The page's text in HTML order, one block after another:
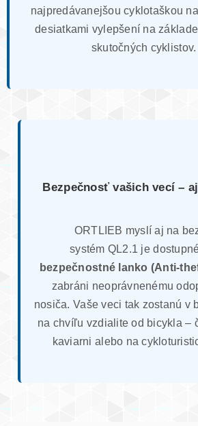
najpredávanejšou cyklotaškou
desiatkami vylepšení na
skutočných
Bezpečnosť vašich vecí –
ORTLIEB myslí aj na
systém QL2.1 je
bezpečnostné lanko (Anti-
zabráni neoprávnenému
nosiča. Vaše veci tak zostanú v
na chvíľu vzdialite od bicykla –
kaviarni alebo na